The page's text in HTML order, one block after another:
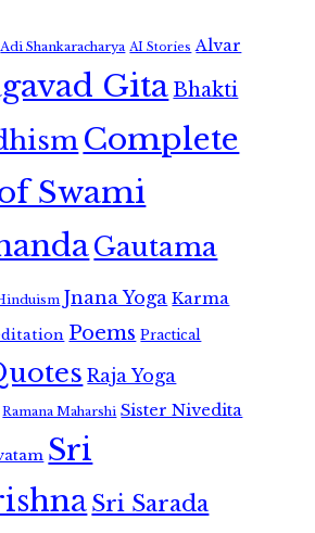
Adi Shankaracharya AI Stories Alvar
GitaBhakti
Complete
Swami
Gautama
Jnana Yoga Karma
Poems Practical
Raja Yoga
Ramana Maharshi Sister Nivedita
Sri
Sri Sarada